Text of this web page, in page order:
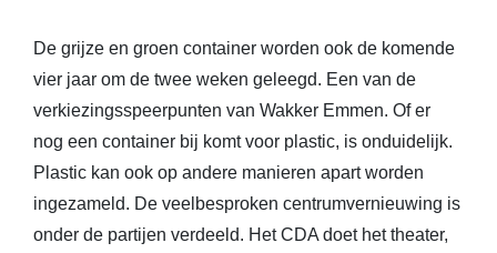
De grijze en groen container worden ook de komende
vier jaar om de twee weken geleegd. Een van de
verkiezingsspeerpunten van Wakker Emmen. Of er
nog een container bij komt voor plastic, is onduidelijk.
Plastic kan ook op andere manieren apart worden
ingezameld. De veelbesproken centrumvernieuwing is
onder de partijen verdeeld. Het CDA doet het theater,